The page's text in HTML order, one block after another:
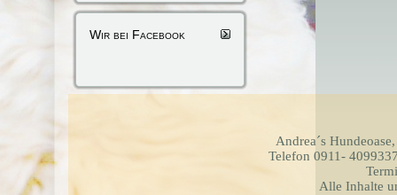
Wir bei Facebook
Andrea´s
Telefon 0911-
Alle Inhalte